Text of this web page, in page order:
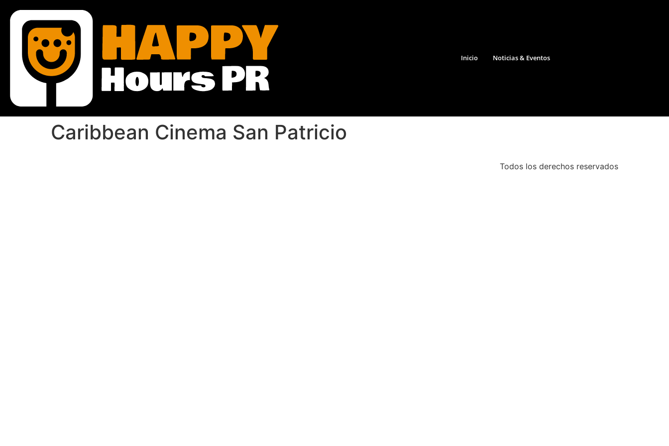
Inicio Noticias & Eventos
Caribbean Cinema San Patricio
Todos los derechos reservados